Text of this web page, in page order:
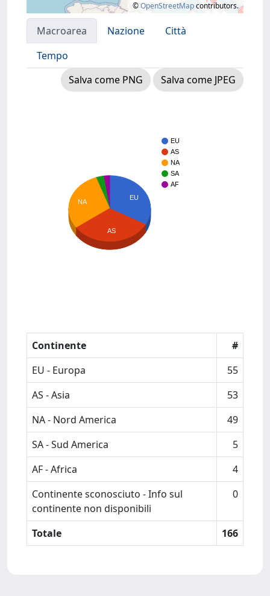
©OpenStreetMapcontributors.
Macroarea Nazione
Città
Tempo
Salva come PNG
Salva come JPEG
EU
AS
NA
SA
AF
EU
NA
AS
Continente
#
EU - Europa
55
AS - Asia
53
NA - Nord America
49
SA - Sud America
5
AF - Africa
4
Continente sconosciuto - Info sul
continente non disponibili
0
Totale 166